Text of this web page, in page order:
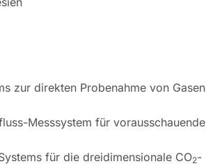
zur direkten Probenahme von Gasen
Messsystem für vorausschauende
für die dreidimensionale CO2-